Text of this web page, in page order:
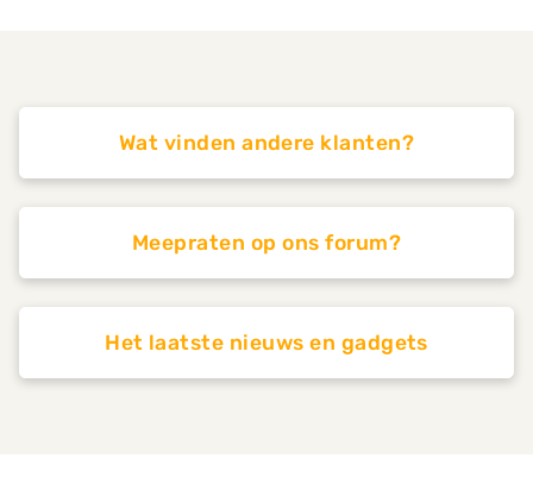
Wat vinden andere klanten?
Meepraten op ons forum?
Het laatste nieuws en gadgets